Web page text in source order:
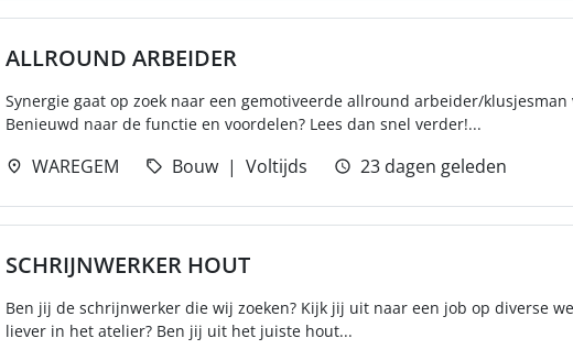
ALLROUND ARBEIDER
Synergie gaat op zoek naar een gemotiveerde allround arbeider/
Benieuwd naar de functie en voordelen? Lees dan snel verder!...
WAREGEM Bouw Voltijds 23 dagen geleden
SCHRIJNWERKER HOUT
Ben jij de schrijnwerker die wij zoeken? Kijk jij uit naar een job op diverse
liever in het atelier? Ben jij uit het juiste hout...